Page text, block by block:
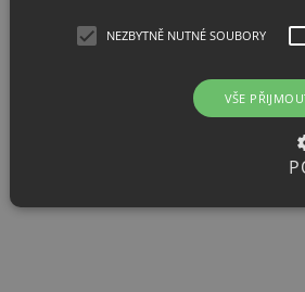
NEZBYTNĚ NUTNÉ SOUBORY
VŠE